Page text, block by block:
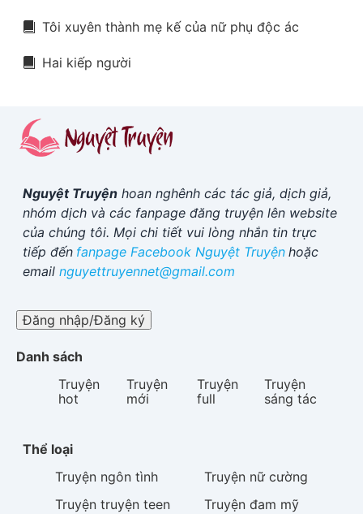
Tôi xuyên thành mẹ kế của nữ phụ độc ác
Hai kiếp người
Nguyệt Truyện hoan nghênh các tác giả, dịch giả,
nhóm dịch và các fanpage đăng truyện lên website
của chúng tôi. Mọi chi tiết vui lòng nhắn tin trực
tiếp đến fanpage Facebook Nguyệt Truyện hoặc
email nguyettruyennet@gmail.com
Đăng nhập/Đăng ký
Danh sách
Truyện
hot
Truyện
mới
Truyện
full
Truyện
sáng tác
Thể loại
Truyện ngôn tình Truyện nữ cường
Truyện truyện teen Truyện đam mỹ